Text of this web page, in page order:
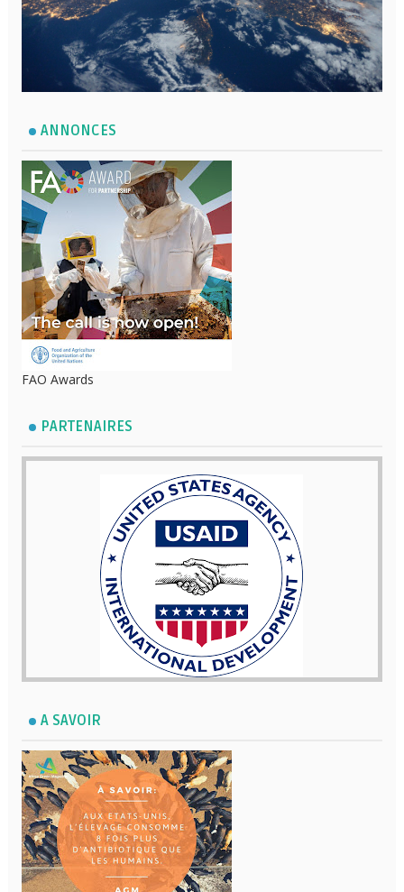
ANNONCES
FAO Awards
PARTENAIRES
A SAVOIR